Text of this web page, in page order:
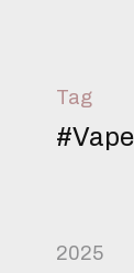
Tag
2025